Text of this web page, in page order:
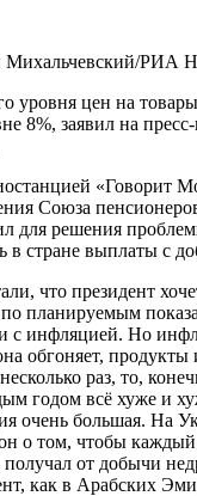
Михальчевский/РИА
уровня цен на
8%, заявил на
«Говорит
Союза
для решения
в стране выплаты с
что президент
планируемым
с инфляцией. Но
обгоняет, продукты
раз, то,
годом всё хуже и
очень большая. На
о том, чтобы
получал от добычи
как в Арабских